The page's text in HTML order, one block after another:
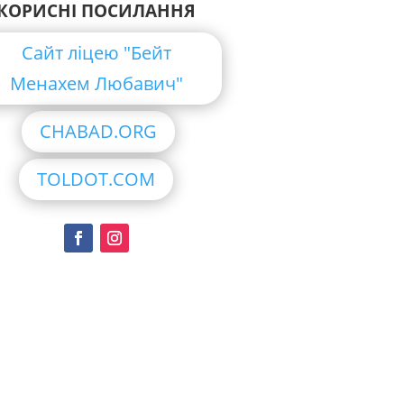
ПОСИЛАННЯ
Сайт ліцею "Бейт
Менахем Любавич"
CHABAD.ORG
TOLDOT.COM